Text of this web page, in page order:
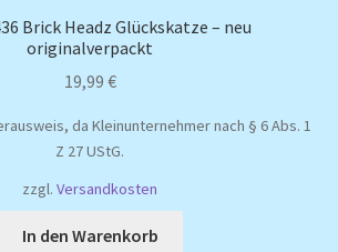
Brick Headz Glückskatze – neu
originalverpackt
19,99 €
da Kleinunternehmer nach § 6 Abs. 1
Z 27 UStG.
zzgl. Versandkosten
In den Warenkorb